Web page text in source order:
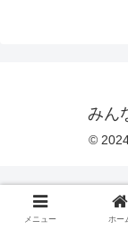
みん
©
メニュー ホー